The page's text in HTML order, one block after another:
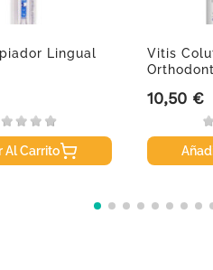
Lingual
Al Carrito
Vitis
Precio
10,50 €